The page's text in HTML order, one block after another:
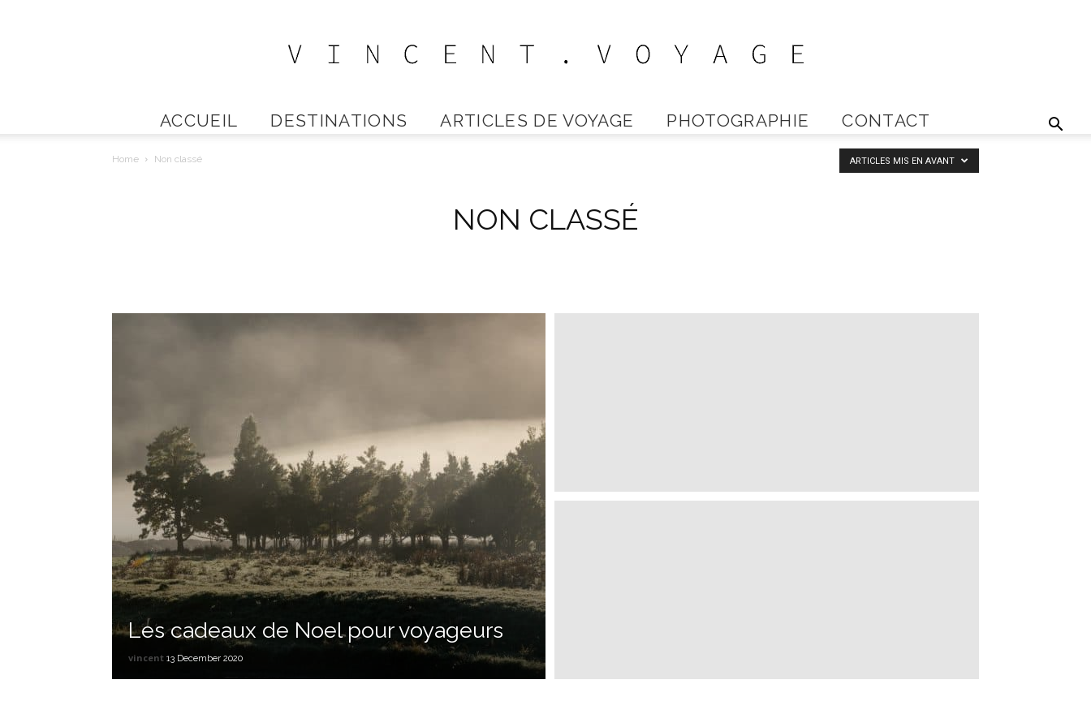
Vincent
Voyage
ACCUEIL DESTINATIONS ARTICLES DE VOYAGE PHOTOGRAPHIE CONTACT
Home Non classé
NON CLASSÉ
ARTICLES MIS EN AVANT
Les cadeaux de Noel pour voyageurs
vincent 13 December 2020